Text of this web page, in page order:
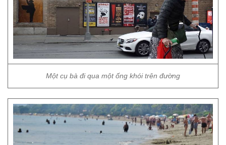
Một cụ bà đi qua một ống khói trên đường